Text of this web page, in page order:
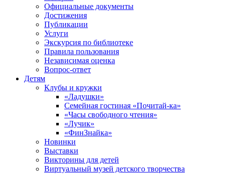
Официальные документы
Достижения
Публикации
Услуги
Экскурсия по библиотеке
Правила пользования
Независимая оценка
Вопрос-ответ
Детям
Клубы и кружки
«Ладушки»
Семейная гостиная «Почитай-ка»
«Часы свободного чтения»
«Лучик»
«ФинЗнайка»
Новинки
Выставки
Викторины для детей
Виртуальный музей детского творчества